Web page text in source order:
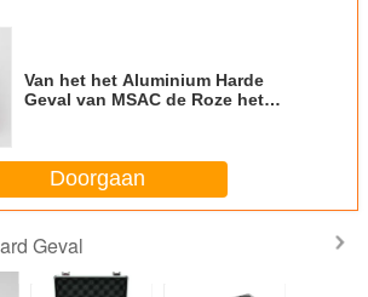
Van het het Aluminium Harde
Geval van MSAC de Roze het
Doorgaan
Geval